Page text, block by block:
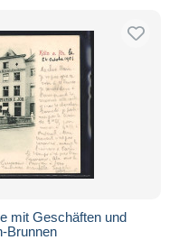
mit Geschäften und
Brunnen